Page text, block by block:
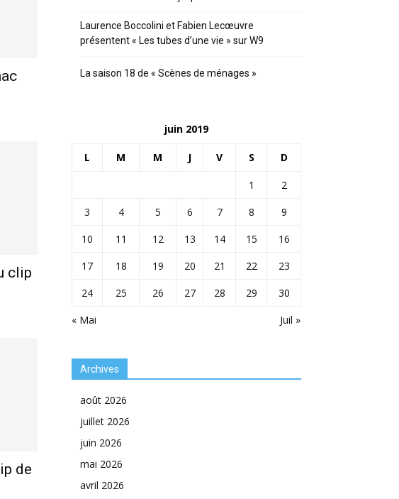
clip
de
Laurence Boccolini et Fabien Lecœuvre
présentent « Les tubes d’une vie » sur W9
La saison 18 de « Scènes de ménages »
juin 2019
L M M J V S D
« Mai Juil »
1
2
3
4 5 6 7 8
9
10
11 12 13 14 15
16
17
18 19 20 21 22
23
24
25 26 27 28 29 30
Archives
août 2026
juillet 2026
juin 2026
mai 2026
avril 2026